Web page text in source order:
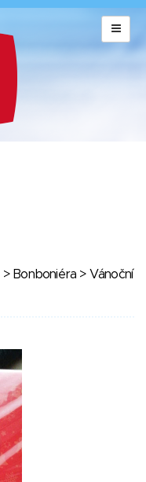
> Bonboniéra > Vánoční